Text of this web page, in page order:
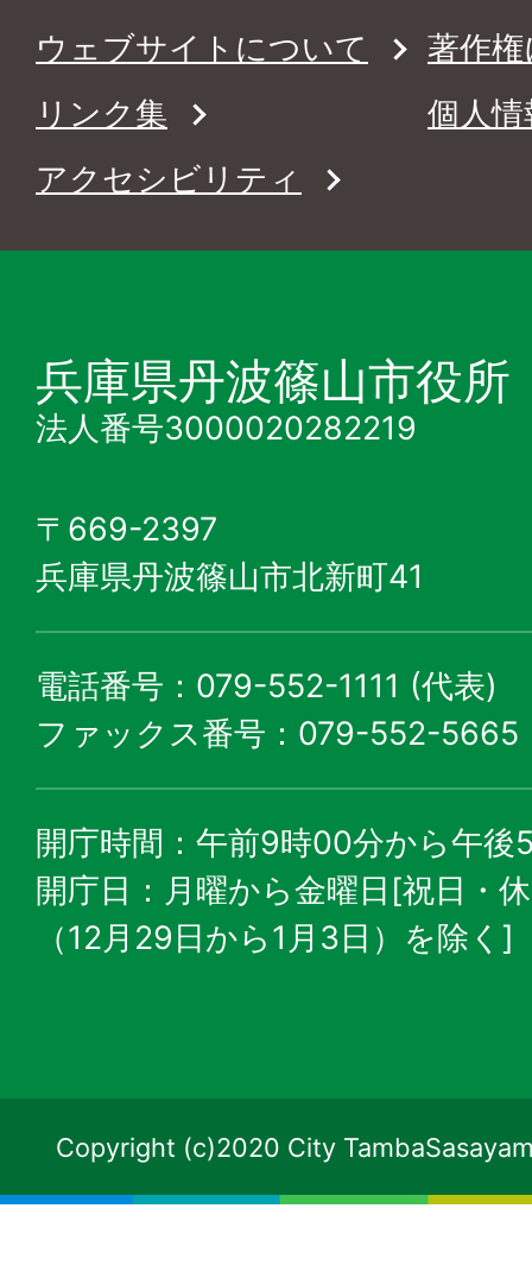
ウェブサイトについて
著作
リンク集
個人
アクセシビリティ
兵庫県丹波篠山市役所
法人番号3000020282219
〒669-2397
兵庫県丹波篠山市北新町41
電話番号：079-552-1111 (代表)
ファックス番号：079-552-5665
開庁時間：午前9時00分から午後
開庁日：月曜から金曜日[祝日・
（12月29日から1月3日）を除く]
Copyright (c)2020 City